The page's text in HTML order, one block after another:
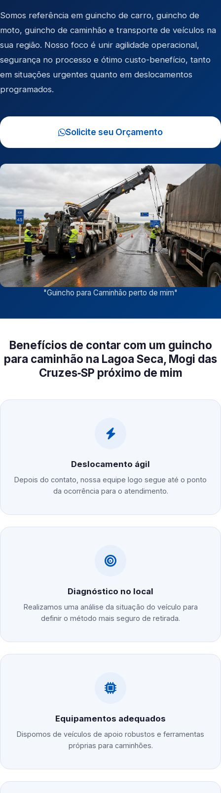
Somos referência em guincho de carro, guincho de
moto, guincho de caminhão e transporte de veículos na
sua região. Nosso foco é unir agilidade operacional,
segurança no processo e ótimo custo-benefício, tanto
em situações urgentes quanto em deslocamentos
programados.
Solicite seu Orçamento
"Guincho para Caminhão perto de mim"
Benefícios de contar com um guincho
para caminhão na Lagoa Seca, Mogi das
Cruzes‑SP próximo de mim
Deslocamento ágil
Depois do contato, nossa equipe logo segue até o ponto
da ocorrência para o atendimento.
Diagnóstico no local
Realizamos uma análise da situação do veículo para
definir o método mais seguro de retirada.
Equipamentos adequados
Dispomos de veículos de apoio robustos e ferramentas
próprias para caminhões.